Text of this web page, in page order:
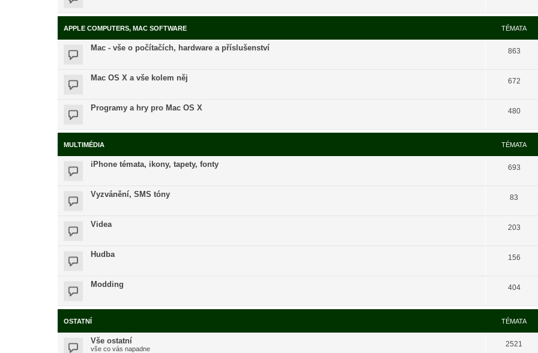
APPLE COMPUTERS, MAC SOFTWARE TÉMATA
Mac - vše o počítačích, hardware a příslušenství 863
Mac OS X a vše kolem něj 672
Programy a hry pro Mac OS X 480
MULTIMÉDIA TÉMATA
iPhone témata, ikony, tapety, fonty 693
Vyzvánění, SMS tóny 83
Videa 203
Hudba 156
Modding 404
OSTATNÍ TÉMATA
Vše ostatní
vše co vás napadne
2521